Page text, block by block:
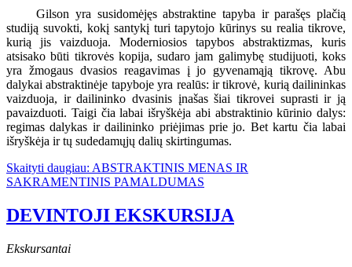
Gilson yra susidomėjęs abstraktine tapyba ir parašęs plačią
studiją suvokti, kokį santykį turi tapytojo kūrinys su realia tikrove,
kurią jis vaizduoja. Moderniosios tapybos abstraktizmas, kuris
atsisako būti tikrovės kopija, sudaro jam galimybę studijuoti, koks
yra žmogaus dvasios reagavimas į jo gyvenamąją tikrovę. Abu
dalykai abstraktinėje tapyboje yra realūs: ir tikrovė, kurią dailininkas
vaizduoja, ir dailininko dvasinis įnašas šiai tikrovei suprasti ir ją
pavaizduoti. Taigi čia labai išryškėja abi abstraktinio kūrinio dalys:
regimas dalykas ir dailininko priėjimas prie jo. Bet kartu čia labai
išryškėja ir tų sudedamųjų dalių skirtingumas.
Skaityti daugiau: ABSTRAKTINIS MENAS IR
SAKRAMENTINIS PAMALDUMAS
DEVINTOJI EKSKURSIJA
Ekskursantai